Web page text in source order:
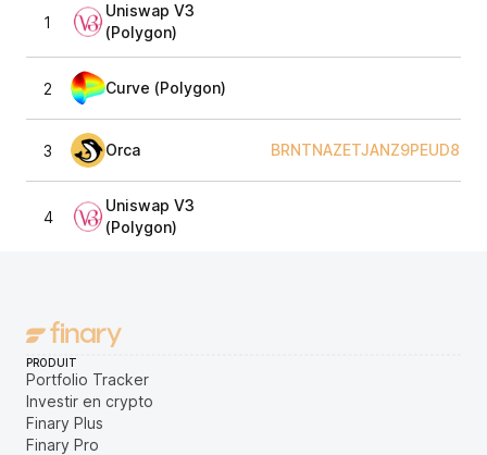
1
Uniswap V3
(Polygon)
2 Curve (Polygon)
3 Orca
4
Uniswap V3
(Polygon)
PRODUIT
Portfolio Tracker
Investir en crypto
Finary Plus
Finary Pro